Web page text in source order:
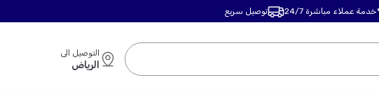
خدمة عملاء مباشرة 24/7 توصيل سريع
التوصيل الى
الرياض